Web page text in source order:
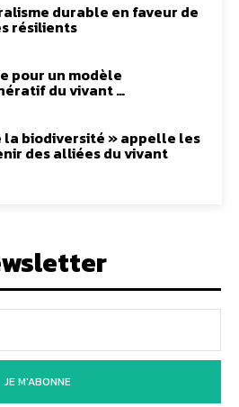
durable en faveur de
résilients
pour un modèle
du vivant …
la biodiversité » appelle les
des alliées du vivant
JE M'ABONNE